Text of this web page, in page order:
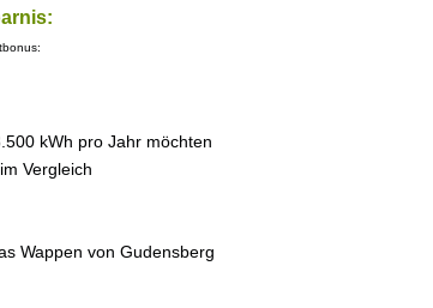
kWh pro Jahr möchten
Vergleich